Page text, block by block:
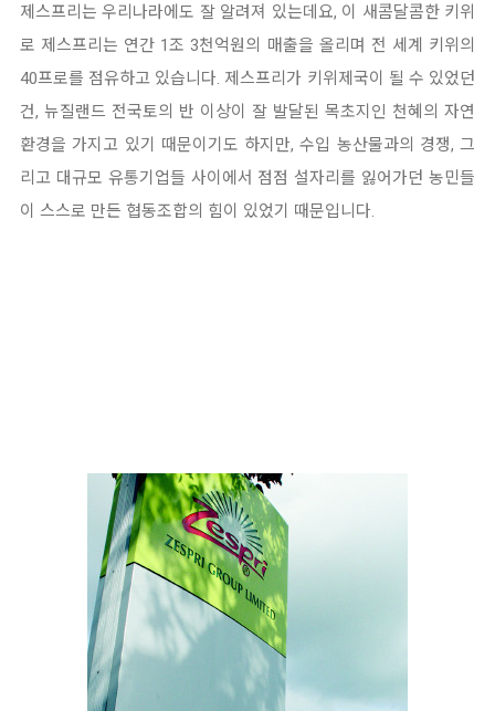
제스프리 는 우리나라에도 잘 알려져 있는데요, 이 새콤달콤한 키위
로 제스프리는 연간 1조 3천억원의 매출을 올리며 전 세계 키위의
40프로를 점유하고 있습니다. 제스프리가 키위제국이 될 수 있었던
건, 뉴질랜드 전국토의 반 이상이 잘 발달된 목초지인 천혜의 자연
환경을 가지고 있기 때문이기도 하지만, 수입 농산물과의 경쟁, 그
리고 대규모 유통기업들 사이에서 점점 설자리를 잃어가던 농민들
이 스스로 만든 협동조합의 힘이 있었기 때문입니다.